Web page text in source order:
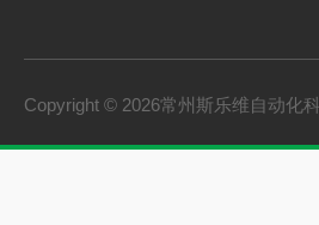
Copyright © 2026常州斯乐维自动